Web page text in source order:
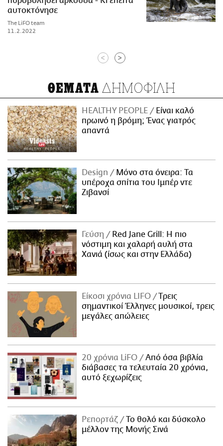
αυτοκτόνησε
The LiFO team
11.2.2022
< >
ΘΕΜΑΤΑ ΔΗΜΟΦΙΛΗ
HEALTHY PEOPLE
Είναι καλό
πρωινό η βρόμη; Ένας γιατρός
απαντά
Design
Μόνο στα όνειρα: Τα
υπέροχα σπίτια του Ιμπέρ ντε
Ζιβανσί
Γεύση
Red Jane Grill: Η πιο
νόστιμη και χαλαρή αυλή στα
Χανιά (ίσως και στην Ελλάδα)
Είκοσι χρόνια LIFO
Tρεις
σημαντικοί Έλληνες μουσικοί, τρεις
μεγάλες απώλειες
20 χρόνια LiFO
Από όσα βιβλία
διάβασες τα τελευταία 20 χρόνια,
αυτό ξεχωρίζεις
Ρεπορτάζ
Το θολό και δύσκολο
μέλλον της Μονής Σινά